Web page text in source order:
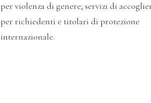
per violenza di genere; servizi di
per richiedenti e titolari di protezione
internazionale.